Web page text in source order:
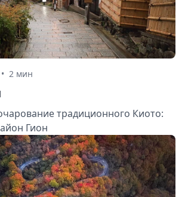
• 2 мин
традиционного Киото:
Гион